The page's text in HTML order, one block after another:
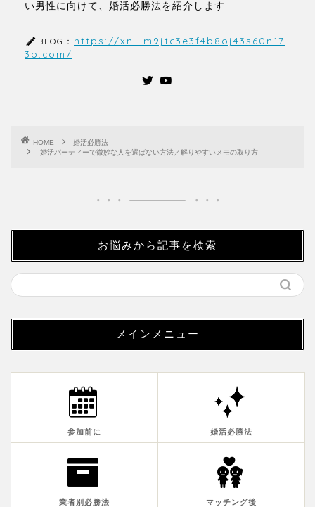
い男性に向けて、婚活必勝法を紹介します
BLOG： https://xn--m9jtc3e3f4b8oj43s60n17
3b.com/
HOME
婚活必勝法
婚活パーティーで微妙な人を選ばない方法／解りやすいメモの取り方
お悩みから記事を検索
メインメニュー
参加前に 婚活必勝法
業者別必勝法 マッチング後